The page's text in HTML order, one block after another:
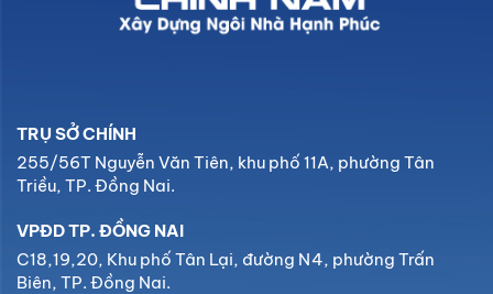
TRỤ SỞ CHÍNH
255/56T Nguyễn Văn Tiên, khu phố 11A, phường Tân
Triều, TP. Đồng Nai.
VPĐD TP. ĐỒNG NAI
C18,19,20, Khu phố Tân Lại, đường N4, phường Trấn
Biên, TP. Đồng Nai.